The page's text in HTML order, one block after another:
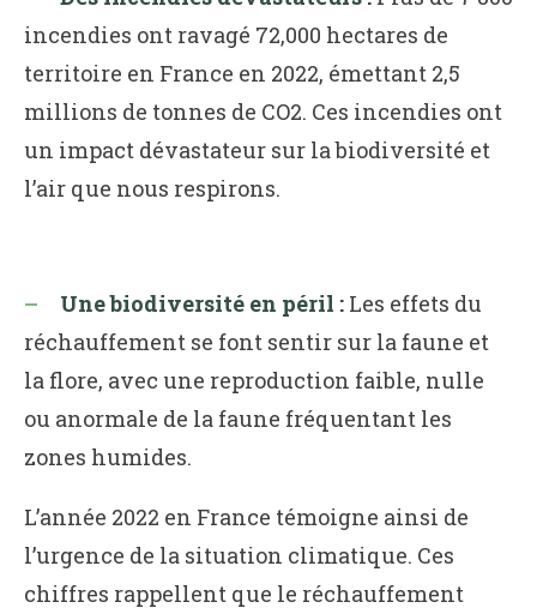
incendies ont ravagé 72,000 hectares de
territoire en France en 2022, émettant 2,5
millions de tonnes de CO2. Ces incendies ont
un impact dévastateur sur la biodiversité et
l’air que nous respirons.
Une biodiversité en péril : Les effets du
réchauffement se font sentir sur la faune et
la flore, avec une reproduction faible, nulle
ou anormale de la faune fréquentant les
zones humides.
L’année 2022 en France témoigne ainsi de
l’urgence de la situation climatique. Ces
chiffres rappellent que le réchauffement